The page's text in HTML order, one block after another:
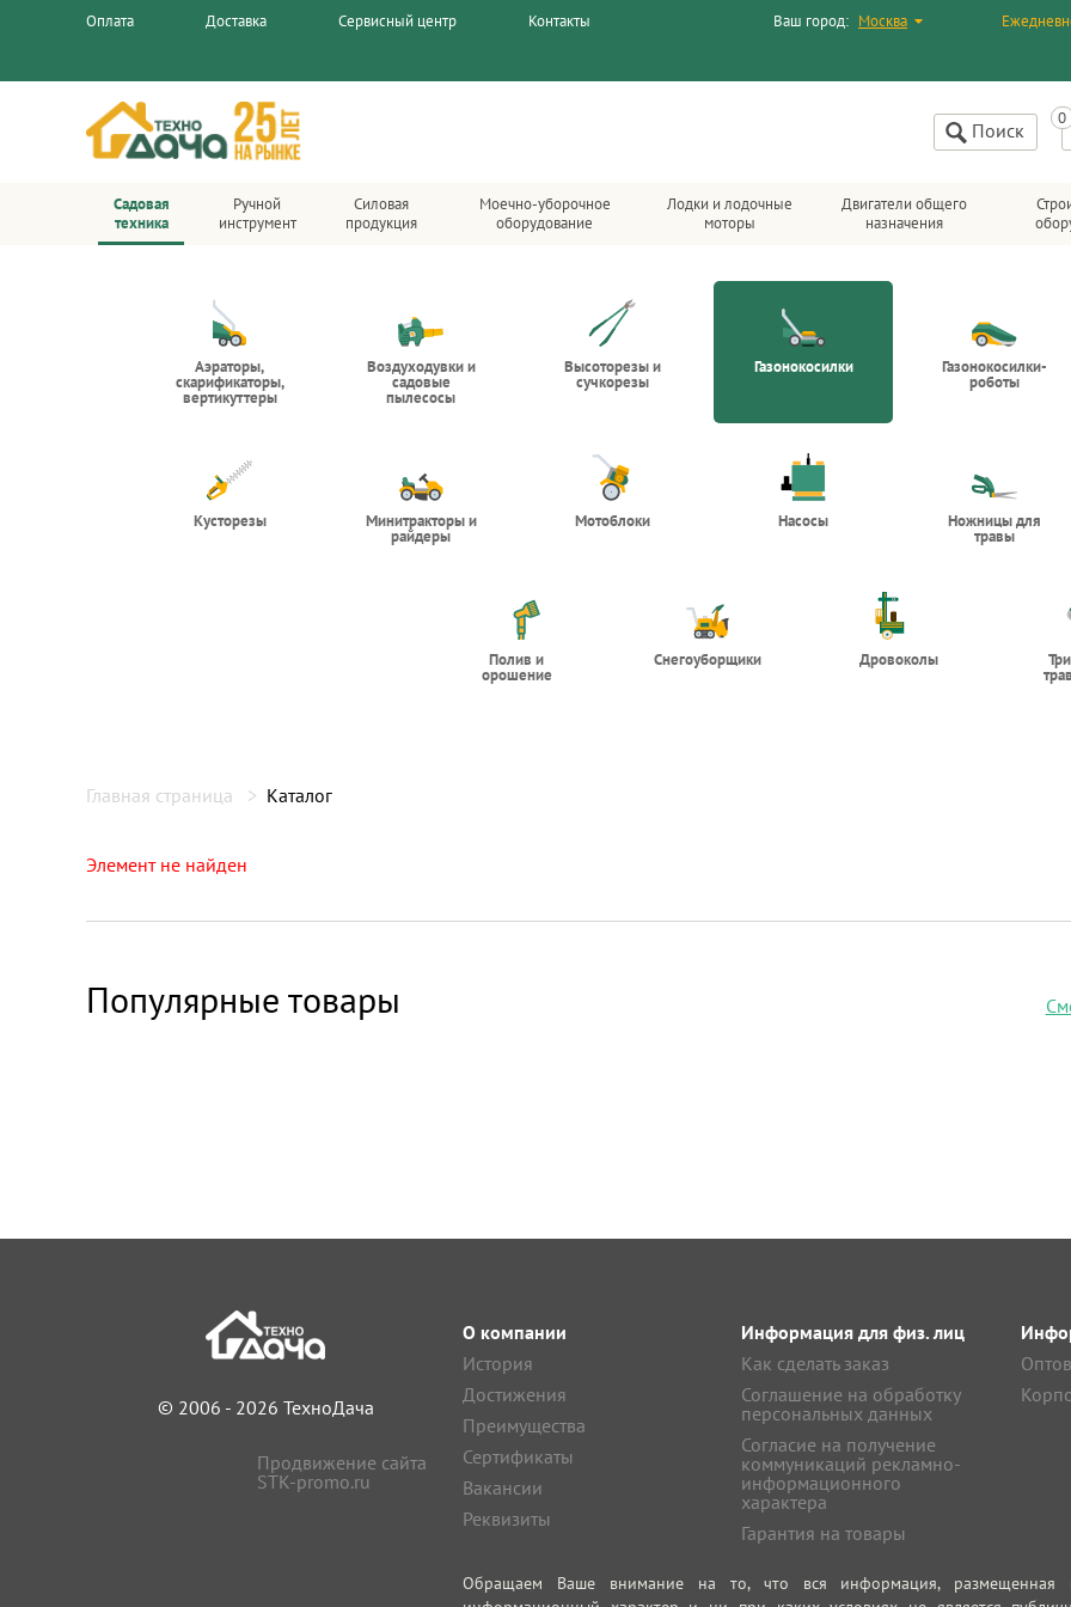
Оплата Доставка Сервисный центр Контакты Ваш город: Москва
Поиск
Садовая
техника
Ручной
инструмент
Силовая
продукция
Моечно-уборочное
оборудование
Лодки и лодочные
моторы
Двигатели общего
назначения
Аэраторы,
скарификаторы,
вертикуттеры
Воздуходувки и
садовые
пылесосы
Высоторезы и
сучкорезы
Газонокосилки Газонокосилки-
роботы
Кусторезы Минитракторы и
райдеры
Мотоблоки Насосы Ножницы для
травы
Полив и
орошение
Снегоуборщики Дровоколы
Главная страница Каталог
Элемент не найден
Популярные товары
© 2006 - 2026 ТехноДача
Продвижение сайта
STK-promo.ru
О компании
История
Достижения
Преимущества
Сертификаты
Вакансии
Реквизиты
Информация для физ. лиц
Как сделать заказ
Соглашение на обработку
персональных данных
Согласие на получение
коммуникаций рекламно-
информационного
характера
Гарантия на товары
Обращаем Ваше внимание на то, что вся информация, размещенная